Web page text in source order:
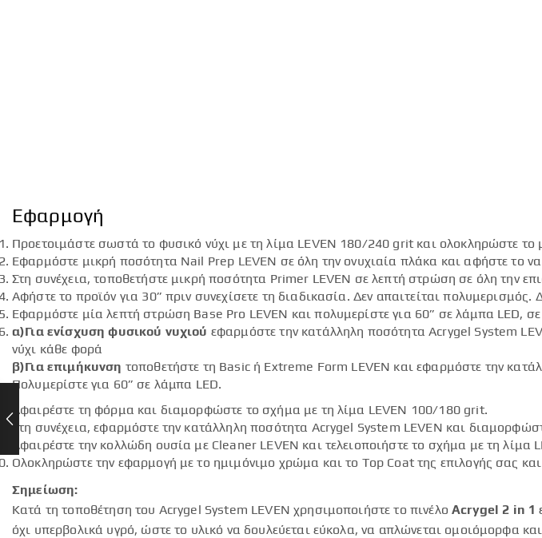
Εφαρμογή
Προετοιμάστε σωστά το φυσικό νύχι με τη λίμα LEVEN 180/240 grit και ολοκληρώστε το
Εφαρμόστε μικρή ποσότητα Nail Prep LEVEN σε όλη την ονυχιαία πλάκα και αφήστε το
Στη συνέχεια, τοποθετήστε μικρή ποσότητα Primer LEVEN σε λεπτή στρώση σε όλη την
Αφήστε το προϊόν για 30” πριν συνεχίσετε τη διαδικασία. Δεν απαιτείται
Εφαρμόστε μία λεπτή στρώση Base Pro LEVEN και πολυμερίστε για 60” σε λάμπα LED,
α)Για ενίσχυση φυσικού νυχιού εφαρμόστε την κατάλληλη ποσότητα Acrygel System
νύχι κάθε φορά
β)Για επιμήκυνση τοποθετήστε τη Basic ή Extreme Form LEVEN και εφαρμόστε την
Πολυμερίστε για 60” σε λάμπα LED.
Αφαιρέστε τη φόρμα και διαμορφώστε το σχήμα με τη λίμα LEVEN 100/180 grit.
Στη συνέχεια, εφαρμόστε την κατάλληλη ποσότητα Acrygel System LEVEN και
Αφαιρέστε την κολλώδη ουσία με Cleaner LEVEN και τελειοποιήστε το σχήμα με τη λίμα
Ολοκληρώστε την εφαρμογή με το ημιμόνιμο χρώμα και το Top Coat της επιλογής σας και
Σημείωση:
Κατά τη τοποθέτηση του Acrygel System LEVEN χρησιμοποιήστε το πινέλοAcrygel 2 in 1
όχι υπερβολικά υγρό, ώστε το υλικό να δουλεύεται εύκολα, να απλώνεται ομοιόμορφα